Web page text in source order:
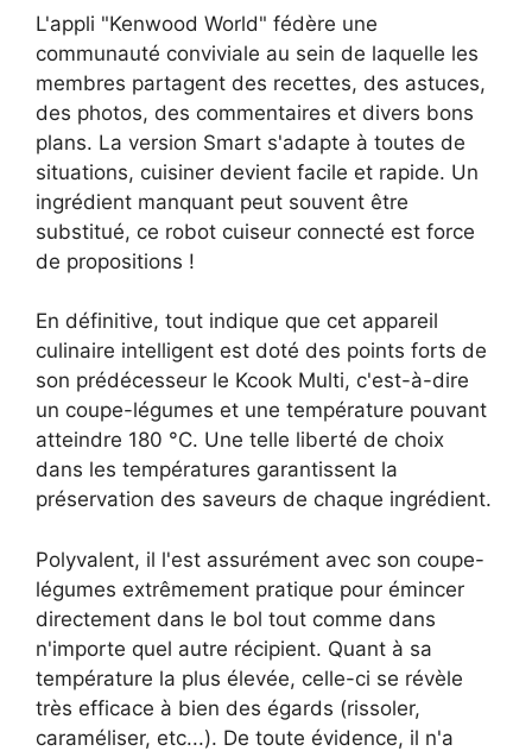
L'appli "Kenwood World" fédère une
communauté conviviale au sein de laquelle les
membres partagent des recettes, des astuces,
des photos, des commentaires et divers bons
plans. La version Smart s'adapte à toutes de
situations, cuisiner devient facile et rapide. Un
ingrédient manquant peut souvent être
substitué, ce robot cuiseur connecté est force
de propositions !
En définitive, tout indique que cet appareil
culinaire intelligent est doté des points forts de
son prédécesseur le Kcook Multi, c'est-à-dire
un coupe-légumes et une température pouvant
atteindre 180 °C. Une telle liberté de choix
dans les températures garantissent la
préservation des saveurs de chaque ingrédient.
Polyvalent, il l'est assurément avec son coupe-
légumes extrêmement pratique pour émincer
directement dans le bol tout comme dans
n'importe quel autre récipient. Quant à sa
température la plus élevée, celle-ci se révèle
très efficace à bien des égards (rissoler,
caraméliser, etc...). De toute évidence, il n'a